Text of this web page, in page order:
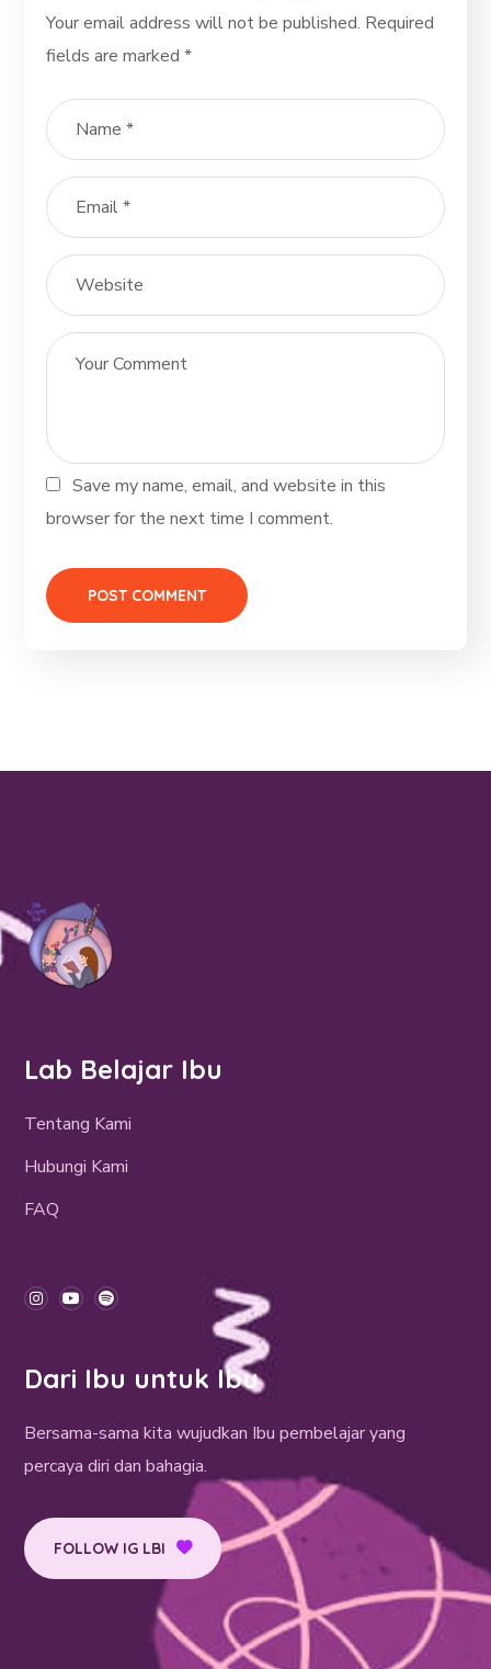
Your email address will not be published. Required
fields are marked*
Save my name, email, and website in this
browser for the next time I comment.
Lab Belajar Ibu
Tentang Kami
Hubungi Kami
FAQ
Dari Ibu untuk Ibu
Bersama-sama kita wujudkan Ibu pembelajar yang
percaya diri dan bahagia.
FOLLOW IG LBI